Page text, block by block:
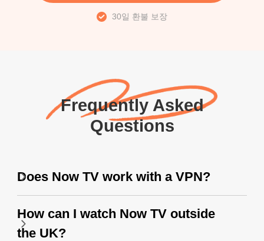
30일 환불 보장
Frequently Asked
Questions
Does Now TV work with a VPN?
How can I watch Now TV outside
the UK?